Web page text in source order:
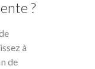
?
à
de